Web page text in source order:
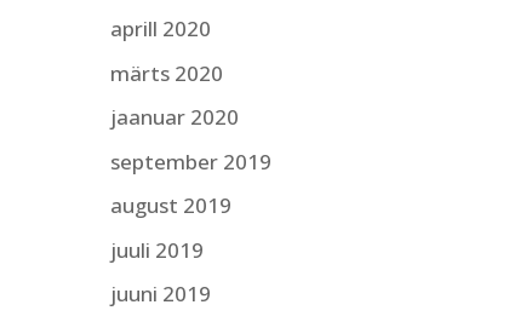
aprill 2020
märts 2020
jaanuar 2020
september 2019
august 2019
juuli 2019
juuni 2019